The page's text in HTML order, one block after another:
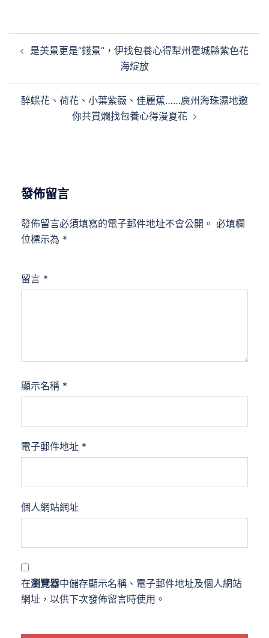
章
是美景更是“錢景”，伊找包養心得犁州霍城縣紫色花
海綻放
醉蝶花、荷花、小葉紫薇、佳麗蕉……廣州海珠濕地邀
你共賞爛找包養心得漫夏花
發佈留言
發佈留言必須填寫的電子郵件地址不會公開。 必填欄
位標示為 *
留言 *
顯示名稱 *
電子郵件地址 *
個人網站網址
在瀏覽器中儲存顯示名稱、電子郵件地址及個人網站
網址，以供下次發佈留言時使用。